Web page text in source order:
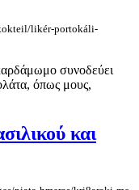
likér-portokáli-
συνοδεύει
όπως μους,
και